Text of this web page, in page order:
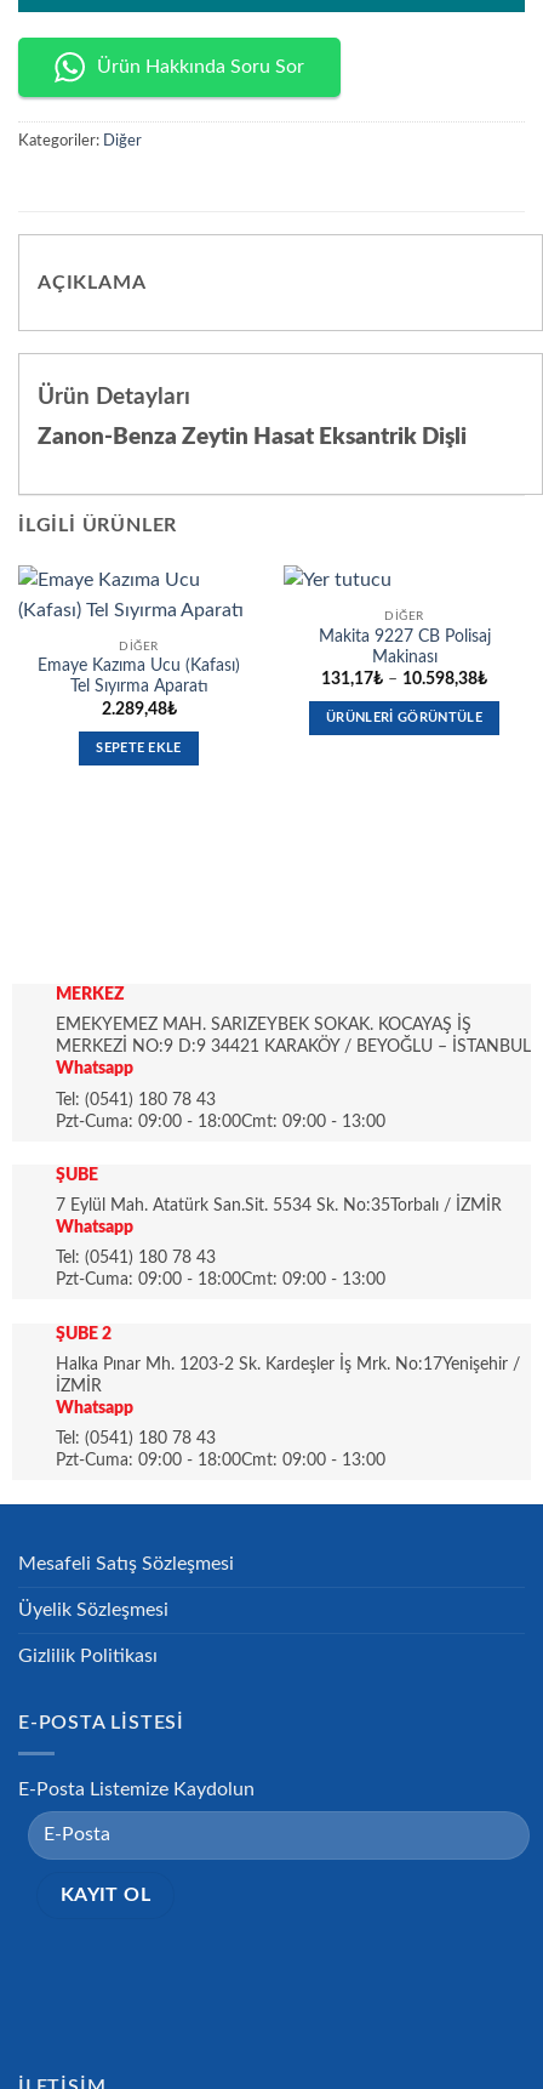
Ürün Hakkında Soru Sor
Kategoriler: Diğer
AÇIKLAMA
Ürün Detayları
Zanon-Benza Zeytin Hasat Eksantrik Dişli
İLGILI ÜRÜNLER
DIĞER
Emaye Kazıma Ucu (Kafası)
Tel Sıyırma Aparatı
2.289,48₺
SEPETE EKLE
DIĞER
Makita 9227 CB Polisaj
Makinası
131,17₺ – 10.598,38₺Fiyat
ÜRÜNLERI GÖRÜNTÜLE
MERKEZ
EMEKYEMEZ MAH. SARIZEYBEK SOKAK. KOCAYAŞ İŞ
MERKEZİ NO:9 D:9 34421 KARAKÖY / BEYOĞLU – İSTANBUL
Whatsapp
Tel: (0541) 180 78 43
Pzt-Cuma: 09:00 - 18:00Cmt: 09:00 - 13:00
ŞUBE
7 Eylül Mah. Atatürk San.Sit. 5534 Sk. No:35Torbalı / İZMİR
Whatsapp
Tel: (0541) 180 78 43
Pzt-Cuma: 09:00 - 18:00Cmt: 09:00 - 13:00
ŞUBE 2
Halka Pınar Mh. 1203-2 Sk. Kardeşler İş Mrk. No:17Yenişehir /
İZMİR
Whatsapp
Tel: (0541) 180 78 43
Pzt-Cuma: 09:00 - 18:00Cmt: 09:00 - 13:00
Mesafeli Satış Sözleşmesi
Üyelik Sözleşmesi
Gizlilik Politikası
E-POSTA LISTESI
E-Posta Listemize Kaydolun